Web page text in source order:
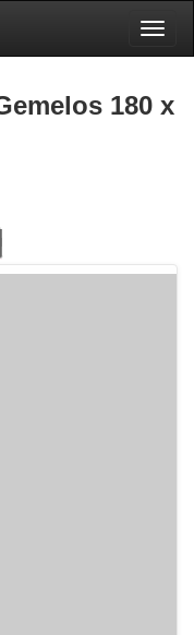
180 x